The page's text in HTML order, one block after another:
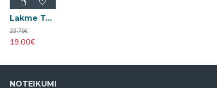
Lakme Teknia Body Maker Mist līdzeklis matu apjomam 300ml
23,76€
19,00€
NOTEIKUMI